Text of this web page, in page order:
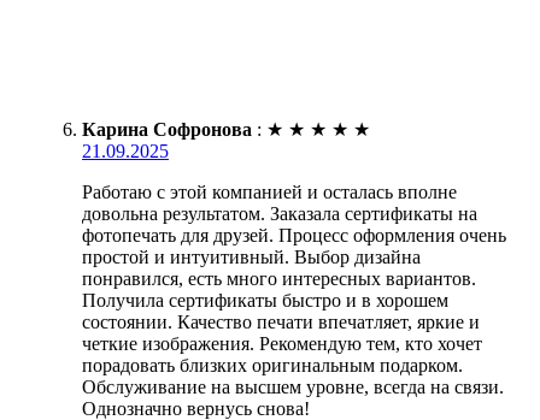
Карина Софронова : ★ ★ ★ ★ ★
21.09.2025
Работаю с этой компанией и осталась вполне
довольна результатом. Заказала сертификаты на
фотопечать для друзей. Процесс оформления очень
простой и интуитивный. Выбор дизайна
понравился, есть много интересных вариантов.
Получила сертификаты быстро и в хорошем
состоянии. Качество печати впечатляет, яркие и
четкие изображения. Рекомендую тем, кто хочет
порадовать близких оригинальным подарком.
Обслуживание на высшем уровне, всегда на связи.
Однозначно вернусь снова!